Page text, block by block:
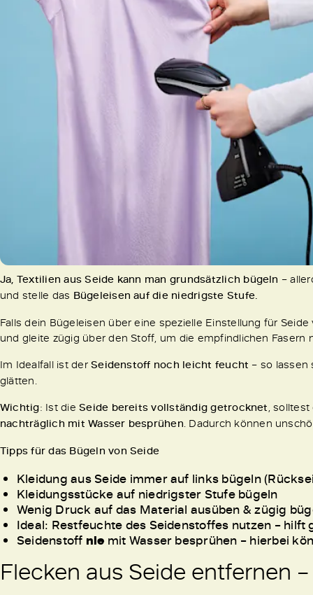
Ja, Textilien aus Seide kann man grundsätzlich bügeln –
und stelle das Bügeleisen auf die niedrigste Stufe.
Falls dein Bügeleisen über eine spezielle Einstellung für
und gleite zügig über den Stoff, um die empfindlichen Fasern
Im Idealfall ist derSeidenstoff noch leicht feucht – so lassen
glätten.
Wichtig: Ist dieSeide bereits vollständig getrocknet,
nachträglich mit Wasser besprühen. Dadurch können
Tipps für das Bügeln von Seide
Kleidung aus Seide immer auf links bügeln
Kleidungsstücke auf niedrigster Stufe bügeln
Wenig Druck auf das Material ausüben & zügig
Ideal: Restfeuchte des Seidenstoffes nutzen –
Seidenstoff nie mit Wasser besprühen – hierbei
Flecken aus Seide entfernen